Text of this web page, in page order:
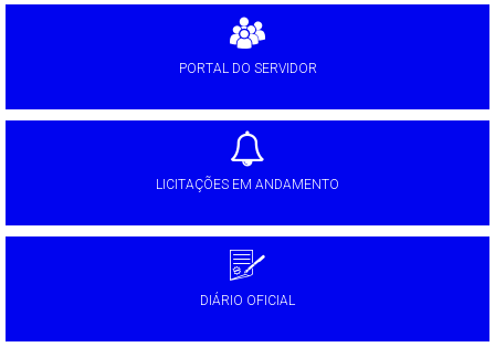
PORTAL DO SERVIDOR
LICITAÇÕES EM ANDAMENTO
DIÁRIO OFICIAL